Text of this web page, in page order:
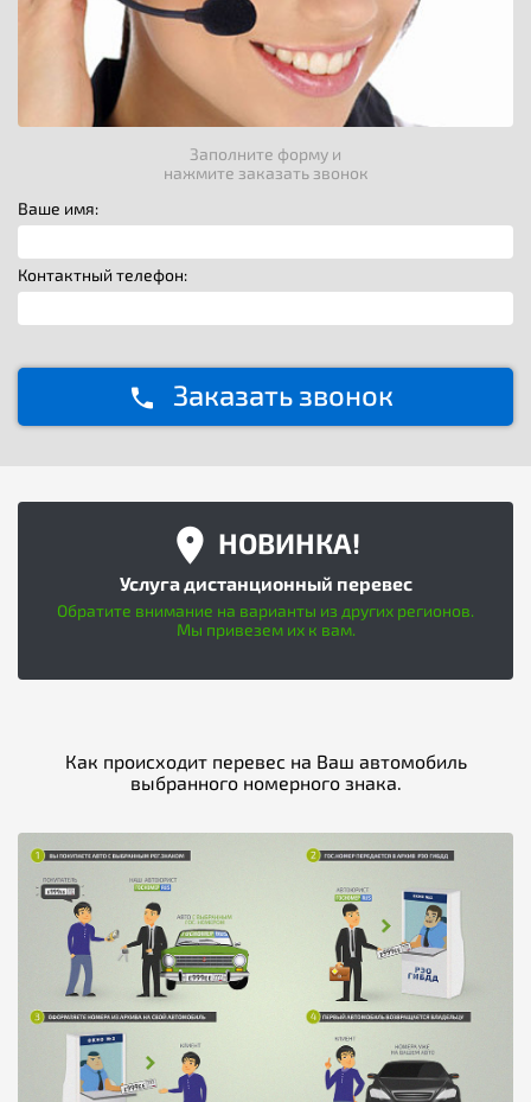
Заполните форму и
нажмите заказать звонок
Ваше имя:
Контактный телефон:
Заказать звонок
НОВИНКА!
Услуга дистанционный перевес
Обратите внимание на варианты из других регионов.
Мы привезем их к вам.
Как происходит перевес на Ваш автомобиль
выбранного номерного знака.